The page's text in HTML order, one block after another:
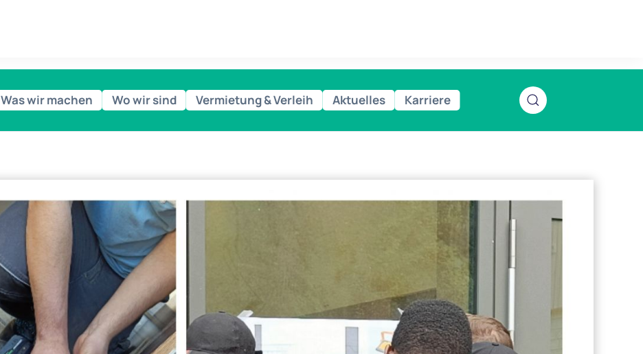
Was wir machen Wo wir sind Vermietung & Verleih Aktuelles Karriere